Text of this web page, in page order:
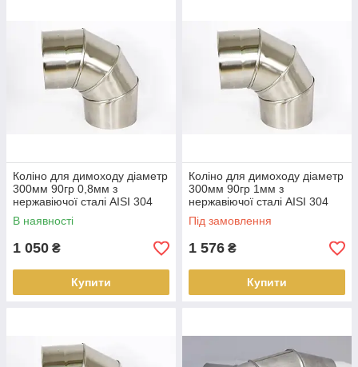
Коліно для димоходу діаметр
300мм 90гр 0,8мм з
нержавіючої сталі AISI 304
В наявності
1 050 ₴
Купити
Коліно для димоходу діаметр
300мм 90гр 1мм з
нержавіючої сталі AISI 304
Під замовлення
1 576 ₴
Купити